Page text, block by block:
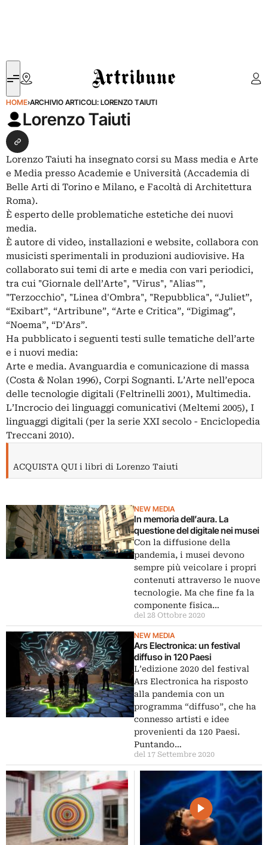
Artribune
HOME›ARCHIVIO ARTICOLI: LORENZO TAIUTI
Lorenzo Taiuti
Seguimi su Website
Lorenzo Taiuti ha insegnato corsi su Mass media e Arte
e Media presso Academie e Università (Accademia di
Belle Arti di Torino e Milano, e Facoltà di Architettura
Roma).
È esperto delle problematiche estetiche dei nuovi
media.
È autore di video, installazioni e website, collabora con
musicisti sperimentali in produzioni audiovisive. Ha
collaborato sui temi di arte e media con vari periodici,
tra cui "Giornale dell’Arte", "Virus", "Alias"",
"Terzocchio", "Linea d'Ombra", "Repubblica", “Juliet”,
“Exibart”, “Artribune”, “Arte e Critica”, “Digimag”,
“Noema”, “D’Ars”.
Ha pubblicato i seguenti testi sulle tematiche dell’arte
e i nuovi media:
Arte e media. Avanguardia e comunicazione di massa
(Costa & Nolan 1996), Corpi Sognanti. L’Arte nell’epoca
delle tecnologie digitali (Feltrinelli 2001), Multimedia.
L’Incrocio dei linguaggi comunicativi (Meltemi 2005), I
linguaggi digitali (per la serie XXI secolo - Enciclopedia
Treccani 2010).
ACQUISTA QUI i libri di Lorenzo Taiuti
NEW MEDIA
In memoria dell’aura. La
questione del digitale nei musei
Con la diffusione della
pandemia, i musei devono
sempre più veicolare i propri
contenuti attraverso le nuove
tecnologie. Ma che fine fa la
componente fisica…
del 28 Ottobre 2020
NEW MEDIA
Ars Electronica: un festival
diffuso in 120 Paesi
L’edizione 2020 del festival
Ars Electronica ha risposto
alla pandemia con un
programma “diffuso”, che ha
connesso artisti e idee
provenienti da 120 Paesi.
Puntando…
del 17 Settembre 2020